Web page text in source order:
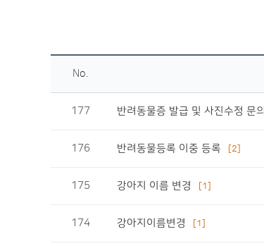
No.
177 반려동물증 발급 및 사진수정 문의
176 반려동물등록 이중 등록 [2]
175 강아지 이름 변경 [1]
174 강아지이름변경 [1]